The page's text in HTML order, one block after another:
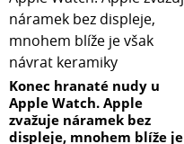
Konec hranaté nudy u
Apple Watch. Apple
zvažuje náramek bez
displeje, mnohem blíže je